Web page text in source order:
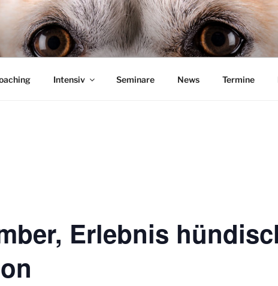
SYSTEME
– Michael Stephan
Intensiv Seminare News Termine
Erlebnis